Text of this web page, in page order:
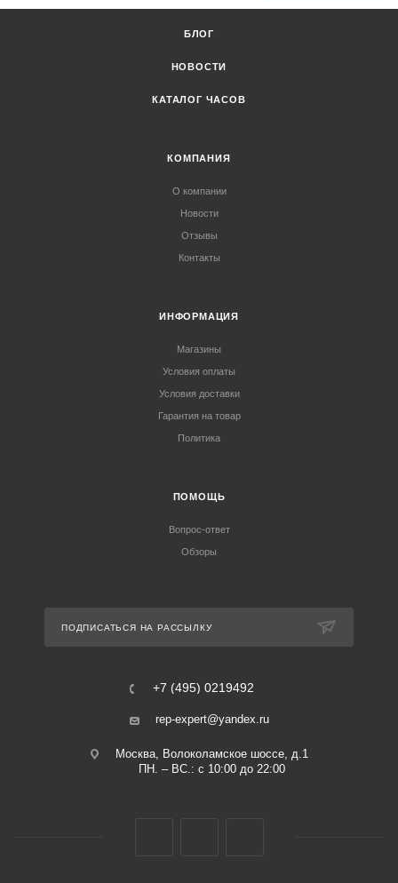
БЛОГ
НОВОСТИ
КАТАЛОГ ЧАСОВ
КОМПАНИЯ
О компании
Новости
Отзывы
Контакты
ИНФОРМАЦИЯ
Магазины
Условия оплаты
Условия доставки
Гарантия на товар
Политика
ПОМОЩЬ
Вопрос-ответ
Обзоры
ПОДПИСАТЬСЯ НА РАССЫЛКУ
+7 (495) 0219492
rep-expert@yandex.ru
Москва, Волоколамское шоссе, д.1
ПН. – ВС.: с 10:00 до 22:00